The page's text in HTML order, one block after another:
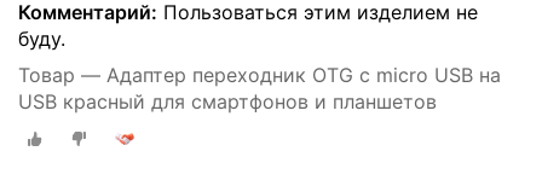
Комментарий: Пользоваться этим изделием не
буду.
Товар — Адаптер переходник OTG с micro USB на
USB красный для смартфонов и планшетов